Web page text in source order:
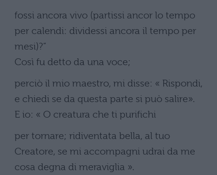
fossi ancora vivo (partissi ancor lo tempo
per calendi: dividessi ancora il tempo per
mesi)?”
Così fu detto da una voce;
perciò il mio maestro, mi disse: « Rispondi,
e chiedi se da questa parte si può salire».
E io: « O creatura che ti purifichi
per tornare; ridiventata bella, al tuo
Creatore, se mi accompagni udrai da me
cosa degna di meraviglia ».